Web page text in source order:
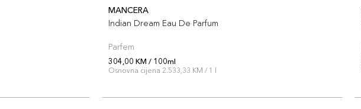
MANCERA
Indian Dream Eau De Parfum
Parfem
304,00 KM / 100ml
Osnovna cijena 2.533,33 KM / 1 l